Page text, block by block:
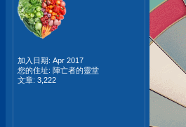
加入日期: Apr 2017
您的住址: 陣亡者的靈堂
文章: 3,222